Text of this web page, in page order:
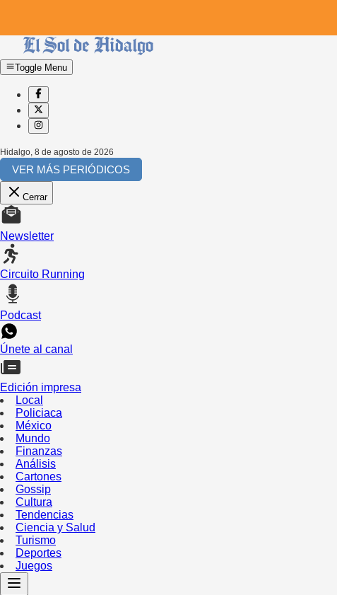
Toggle Menu
Hidalgo, 8 de agosto de 2026
VER MÁS PERIÓDICOS
Cerrar
Newsletter
Circuito Running
Podcast
Únete al canal
Edición impresa
Local
Policiaca
México
Mundo
Finanzas
Análisis
Cartones
Gossip
Cultura
Tendencias
Ciencia y Salud
Turismo
Deportes
Juegos